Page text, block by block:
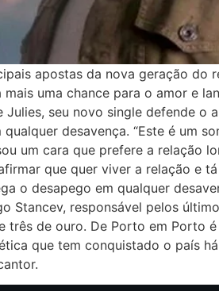
apostas da nova geração
uma chance para o amor e
seu novo single defende
desavença. “Este é um
um cara que prefere a relação
que quer viver a relação e
o desapego em qualquer
Stancev, responsável pelos
três de ouro. De Porto em Porto
que tem conquistado o país